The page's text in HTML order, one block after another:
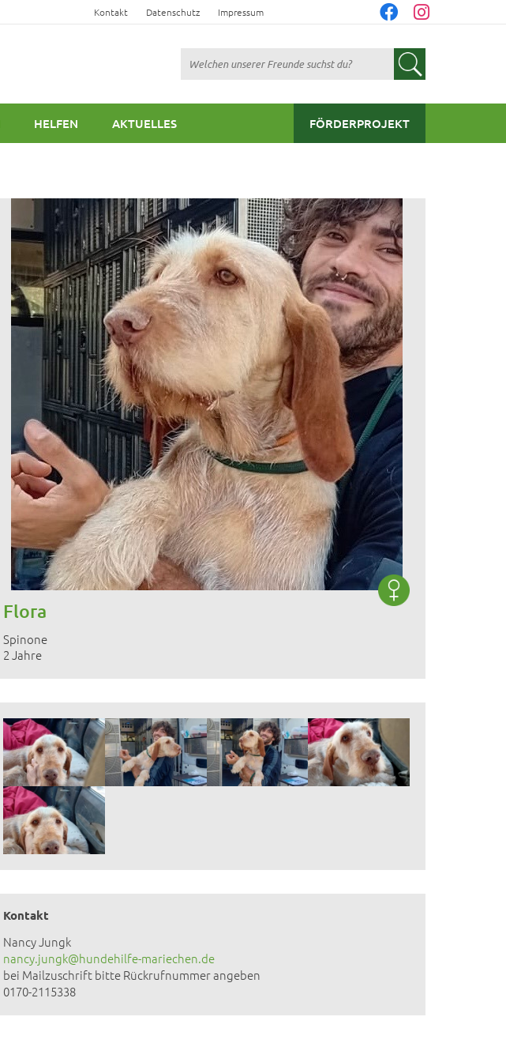
Kontakt Datenschutz Impressum
Suchen
HELFEN AKTUELLES FÖRDERPROJEKT
Flora
Spinone
2 Jahre
Kontakt
Nancy Jungk
nancy.jungk@hundehilfe-mariechen.de
bei Mailzuschrift bitte Rückrufnummer angeben
0170-2115338